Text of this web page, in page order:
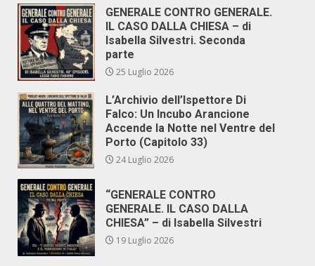
GENERALE CONTRO GENERALE.
IL CASO DALLA CHIESA – di
Isabella Silvestri. Seconda
parte
25 Luglio 2026
L’Archivio dell’Ispettore Di
Falco: Un Incubo Arancione
Accende la Notte nel Ventre del
Porto (Capitolo 33)
24 Luglio 2026
“GENERALE CONTRO
GENERALE. IL CASO DALLA
CHIESA” – di Isabella Silvestri
19 Luglio 2026